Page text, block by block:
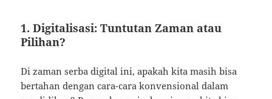
1.Digitalisasi: Tuntutan Zaman atau
Pilihan?
Di zaman serba digital ini, apakah kita masih bisa
bertahan dengan cara-cara konvensional dalam